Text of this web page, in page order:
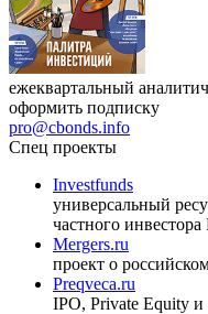
ежеквартальный
оформить подписку
pro@cbonds.info
Спец проекты
Investfunds
универсальный
частного инвестора
Mergers.ru
проект о
Preqveca.ru
IPO, Private Equity